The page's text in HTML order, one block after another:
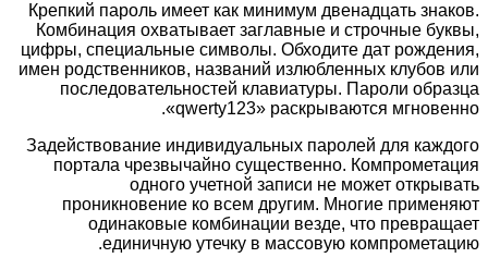
Крепкий пароль имеет как минимум двенадцать знаков.
Комбинация охватывает заглавные и строчные буквы,
цифры, специальные символы. Обходите дат рождения,
имен родственников, названий излюбленных клубов или
последовательностей клавиатуры. Пароли образца
«qwerty123» раскрываются мгновенно.
Задействование индивидуальных паролей для каждого
портала чрезвычайно существенно. Компрометация
одного учетной записи не может открывать
проникновение ко всем другим. Многие применяют
одинаковые комбинации везде, что превращает
единичную утечку в массовую компрометацию.